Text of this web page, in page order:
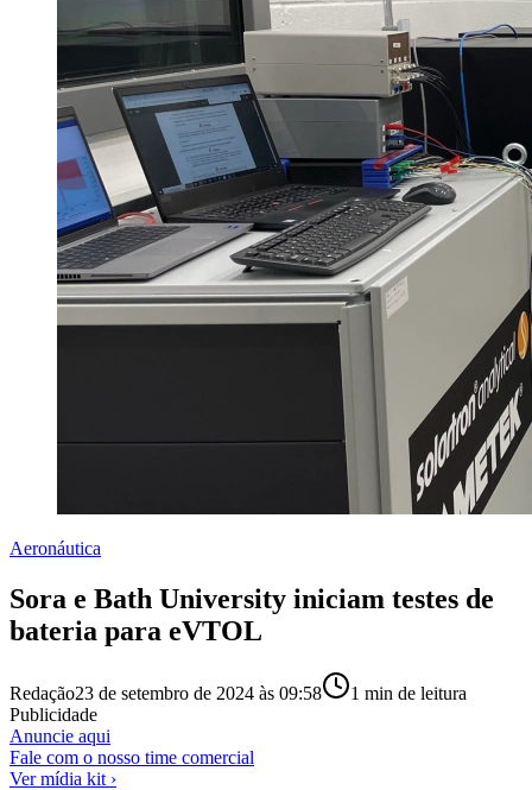
Aeronáutica
Sora e Bath University iniciam testes de
bateria para eVTOL
Redação23 de setembro de 2024 às 09:58 1 min de leitura
Publicidade
Anuncie aqui
Fale com o nosso time comercial
Ver mídia kit ›